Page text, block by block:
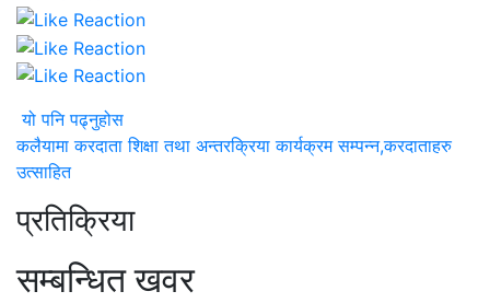
यो पनि पढ्नुहोस
कलैयामा करदाता शिक्षा तथा अन्तरक्रिया कार्यक्रम सम्पन्न,करदाताहरु
उत्साहित
प्रतिक्रिया
सम्बन्धित खवर